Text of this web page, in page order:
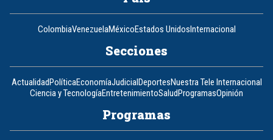
ColombiaVenezuelaMéxicoEstados UnidosInternacional
Secciones
ActualidadPolíticaEconomíaJudicialDeportesNuestra Tele Internacional
Ciencia y TecnologíaEntretenimientoSaludProgramasOpinión
Programas